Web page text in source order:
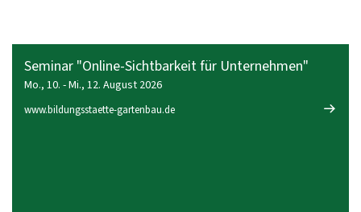
Seminar "Online-Sichtbarkeit für Unternehmen"
Mo., 10. - Mi., 12. August 2026
www.bildungsstaette-gartenbau.de